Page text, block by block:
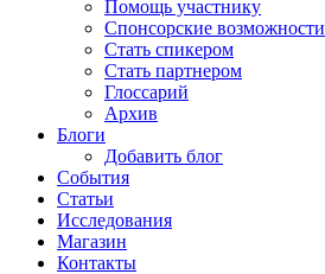
Помощь участнику
Спонсорские возможности
Стать спикером
Стать партнером
Глоссарий
Архив
Блоги
Добавить блог
События
Статьи
Исследования
Магазин
Контакты